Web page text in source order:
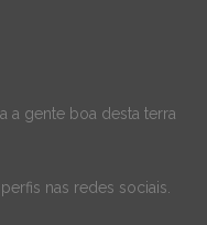
a gente boa desta terra
nas redes sociais.